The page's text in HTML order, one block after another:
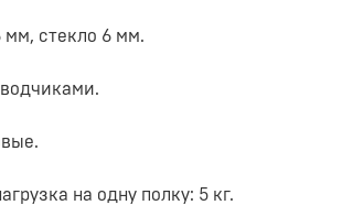
мм, стекло 6 мм.
на одну полку: 5 кг.